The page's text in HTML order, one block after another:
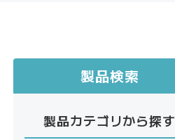
製品検索
製品カテゴリから探す